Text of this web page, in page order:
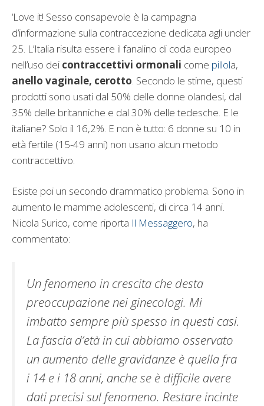
‘Love it! Sesso consapevole è la campagna
d’informazione sulla contraccezione dedicata agli under
25. L’Italia risulta essere il fanalino di coda europeo
nell’uso dei contraccettivi ormonali come pillola,
anello vaginale, cerotto. Secondo le stime, questi
prodotti sono usati dal 50% delle donne olandesi, dal
35% delle britanniche e dal 30% delle tedesche. E le
italiane? Solo il 16,2%. E non è tutto: 6 donne su 10 in
età fertile (15-49 anni) non usano alcun metodo
contraccettivo.
Esiste poi un secondo drammatico problema. Sono in
aumento le mamme adolescenti, di circa 14 anni.
Nicola Surico, come riporta Il Messaggero, ha
commentato:
Un fenomeno in crescita che desta
preoccupazione nei ginecologi. Mi
imbatto sempre più spesso in questi casi.
La fascia d’età in cui abbiamo osservato
un aumento delle gravidanze è quella fra
i 14 e i 18 anni, anche se è difficile avere
dati precisi sul fenomeno. Restare incinte